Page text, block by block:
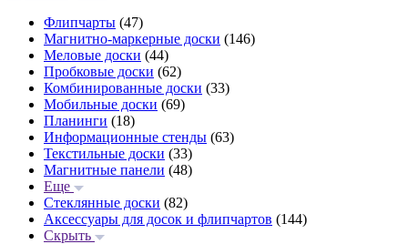
Флипчарты (47)
Магнитно-маркерные доски (146)
Меловые доски (44)
Пробковые доски (62)
Комбинированные доски (33)
Мобильные доски (69)
Планинги (18)
Информационные стенды (63)
Текстильные доски (33)
Магнитные панели (48)
Еще
Стеклянные доски (82)
Аксессуары для досок и флипчартов (144)
Скрыть